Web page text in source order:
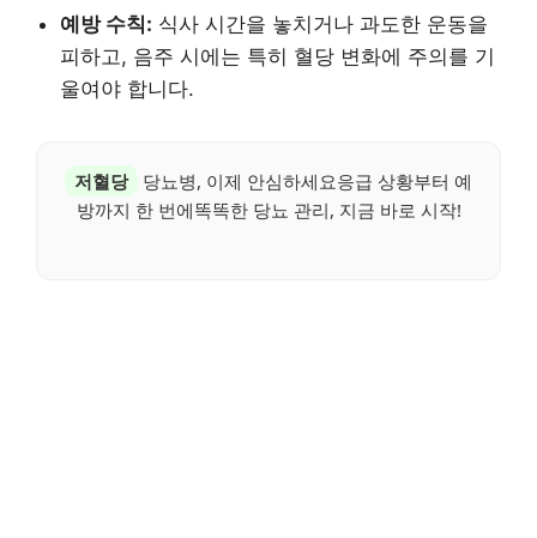
예방 수칙: 식사 시간을 놓치거나 과도한 운동을
피하고, 음주 시에는 특히 혈당 변화에 주의를 기
울여야 합니다.
저혈당
당뇨병, 이제 안심하세요응급 상황부터 예
방까지 한 번에똑똑한 당뇨 관리, 지금 바로 시작!